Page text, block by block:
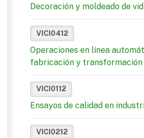
Decoración y moldeado de
VICI0412
Operaciones en línea
fabricación y transformación
VICI0112
Ensayos de calidad en
VICI0212